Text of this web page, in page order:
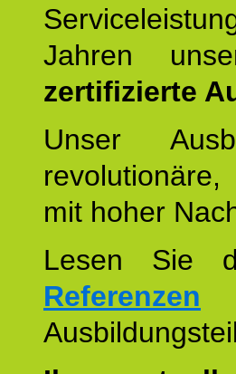
Jahren
zertifizierte
Unser
mit hoher
Lesen Sie
Referenzen